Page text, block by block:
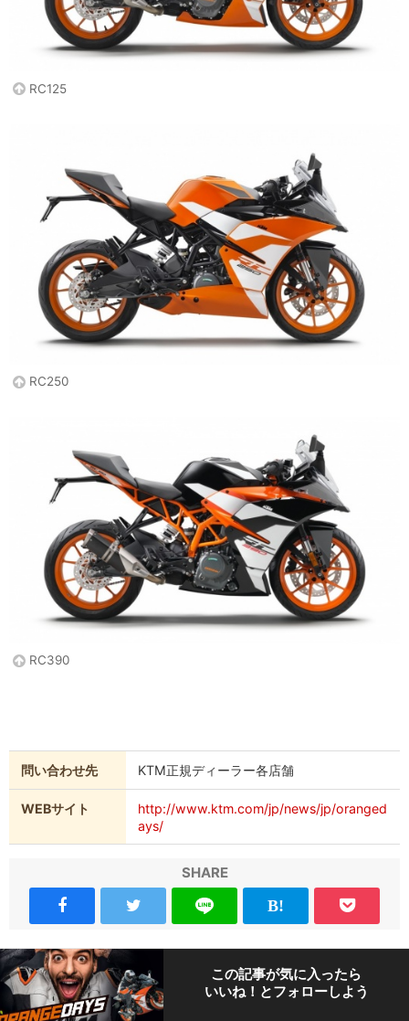
RC125
RC250
RC390
問い合わせ先 KTM正規ディーラー各店舗
WEBサイト
http://www.ktm.com/jp/news/jp/oranged
ays/
SHARE
この記事が気に入ったら
いいね！とフォローしよう